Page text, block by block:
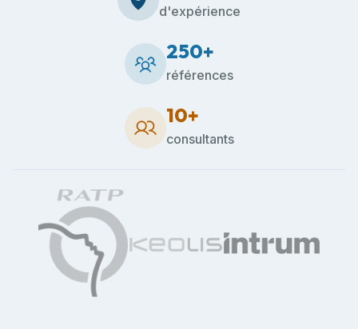
d'expérience
250+
références
10+
consultants